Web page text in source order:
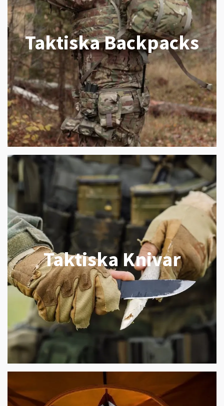
Taktiska Backpacks
Taktiska Knivar